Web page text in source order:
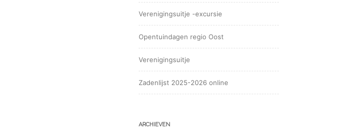
Verenigingsuitje -excursie
Opentuindagen regio Oost
Verenigingsuitje
Zadenlijst 2025-2026 online
ARCHIEVEN